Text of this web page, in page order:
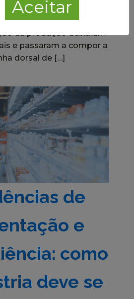
segurança alimentar e
a automação
da produção deixaram
e passaram a compor a
dorsal de […]
de
e
como
deve se
Aceitar